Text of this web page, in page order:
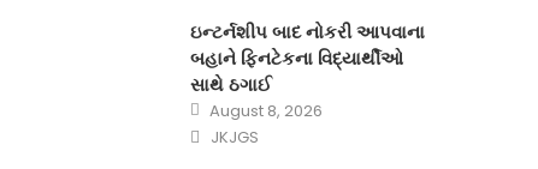
ઇન્ટર્નશીપ બાદ નોકરી આપવાના
બહાને ફિનટેકના વિદ્યાર્થીઓ
સાથે ઠગાઈ
Posted
on
August 8, 2026
Author
JKJGS